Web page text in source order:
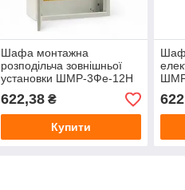
Шафа монтажна
розподільча зовнішньої
установки ШМР-3Фе-12Н
Лоза з замком під 3-
фазний електронний
лічильник
622,38₴
Купити